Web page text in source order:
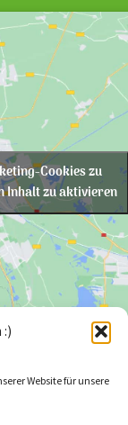
:)
Website für unsere
Cookies zu
Inhalt zu aktivieren